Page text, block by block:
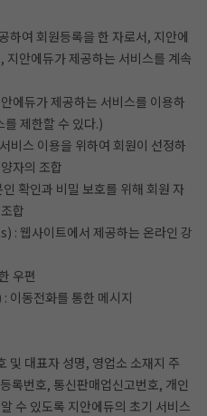
실기 87% 적중 신화 정
여 회원등록을 한 자로서, 지안에
안에듀가 제공하는 서비스를 계속
에듀가 제공하는 서비스를 이용하
제한할 수 있다.)
스 이용을 위하여 회원이 선정하
자의 조합
확인과 비밀 보호를 위해 회원 자
합
웹사이트에서 제공하는 온라인 강
우편
동전화를 통한 메시지
대표자 성명, 영업소 소재지 주
록번호, 통신판매업신고번호, 개인
수 있도록 지안에듀의 초기 서비스